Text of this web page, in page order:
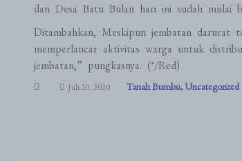
dan Desa Batu Bulan hari ini sudah mulai
Ditambahkan, Meskipun jembatan darurat
memperlancar aktivitas warga untuk
jembatan,” pungkasnya. (*/Red)
Juli 20, 2020 Tanah Bumbu Uncategorized